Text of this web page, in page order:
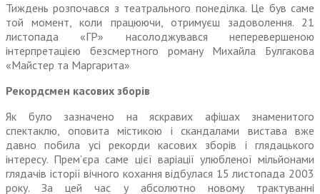
Тиждень розпочався з театрального понеділка. Це був саме
той момент, коли працюючи, отримуєш задоволення. 21
листопада «ГР» насолоджувався неперевершеною
інтерпретацією безсмертного роману Михайла Булгакова
«Майстер та Маргарита»
Рекордсмен касових зборів
Як було зазначено на яскравих афішах знаменитого
спектаклю, оповита містикою і скандалами вистава вже
давно побила усі рекорди касових зборів і глядацького
інтересу. Прем’єра саме цієї варіації улюбленої мільйонами
глядачів історії вічного кохання відбулася 15 листопада 2003
року. За цей час у абсолютно новому трактуванні